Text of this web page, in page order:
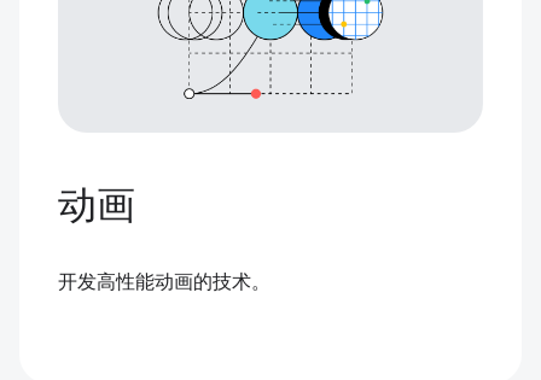
动画
开发高性能动画的技术。